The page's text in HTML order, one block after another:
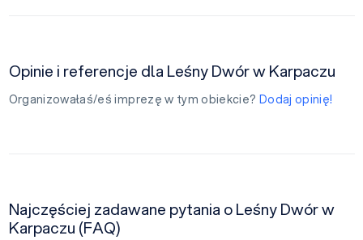
Opinie i referencje dla Leśny Dwór w Karpaczu
Organizowałaś/eś imprezę w tym obiekcie? Dodaj opinię!
Najczęściej zadawane pytania o Leśny Dwór w
Karpaczu (FAQ)